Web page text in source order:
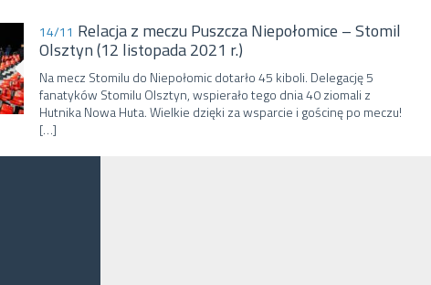
14/11 Relacja z meczu Puszcza Niepołomice – Stomil
Olsztyn (12 listopada 2021 r.)
Na mecz Stomilu do Niepołomic dotarło 45 kiboli. Delegację 5
fanatyków Stomilu Olsztyn, wspierało tego dnia 40 ziomali z
Hutnika Nowa Huta. Wielkie dzięki za wsparcie i gościnę po meczu!
[…]